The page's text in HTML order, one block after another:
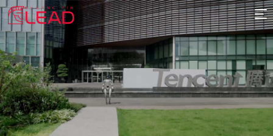
首
页
案
例
服
务
专
项
报